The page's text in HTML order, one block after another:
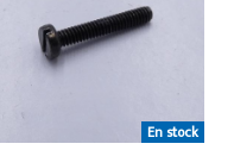
En stock